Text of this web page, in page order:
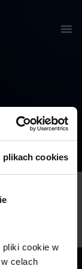
plikach cookies
pliki cookie w
celach
auf
Wirtschaft,
gestaltete